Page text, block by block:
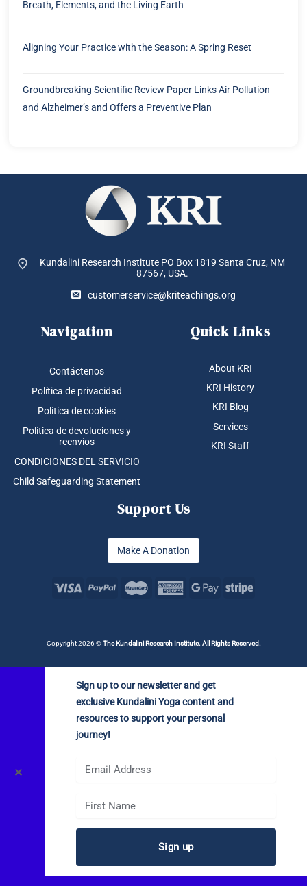
Breath, Elements, and the Living Earth
Aligning Your Practice with the Season: A Spring Reset
Groundbreaking Scientific Review Paper Links Air Pollution
and Alzheimer’s and Offers a Preventive Plan
Kundalini Research Institute PO Box 1819 Santa Cruz, NM
87567, USA.
customerservice@kriteachings.org
Navigation
Contáctenos
Política de privacidad
Política de cookies
Política de devoluciones y
reenvíos
CONDICIONES DEL SERVICIO
Child Safeguarding Statement
Quick Links
About KRI
KRI History
KRI Blog
Services
KRI Staff
Support Us
Make A Donation
Copyright 2026 ©The Kundalini Research Institute. All Rights Reserved.
✕
Sign up to our newsletter and get
exclusive Kundalini Yoga content and
resources to support your personal
journey!
Sign up